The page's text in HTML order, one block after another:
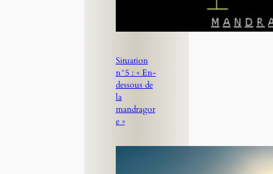
Situation
n°5 : « En-
dessous de
la
mandragor
e »